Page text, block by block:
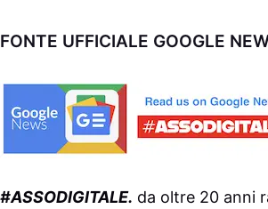
FONTE UFFICIALE GOOGLE
#ASSODIGITALE. da oltre 20 anni